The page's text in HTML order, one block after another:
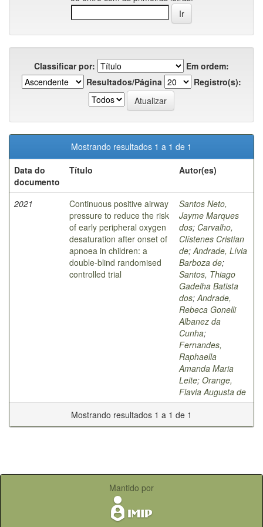
Classificar por:
Em ordem:
Resultados/Página
Registro(s):
Mostrando resultados 1 a 1 de 1
Data do
documento
Título Autor(es)
2021
Continuous positive airway
pressure to reduce the risk
of early peripheral oxygen
desaturation after onset of
apnoea in children: a
double-blind randomised
controlled trial
Santos Neto,
Jayme Marques
dos; Carvalho,
Clístenes Cristian
de; Andrade, Lívia
Barboza de;
Santos, Thiago
Gadelha Batista
dos; Andrade,
Rebeca Gonelli
Albanez da
Cunha;
Fernandes,
Raphaella
Amanda Maria
Leite; Orange,
Flavia Augusta de
Mostrando resultados 1 a 1 de 1
Mantido por